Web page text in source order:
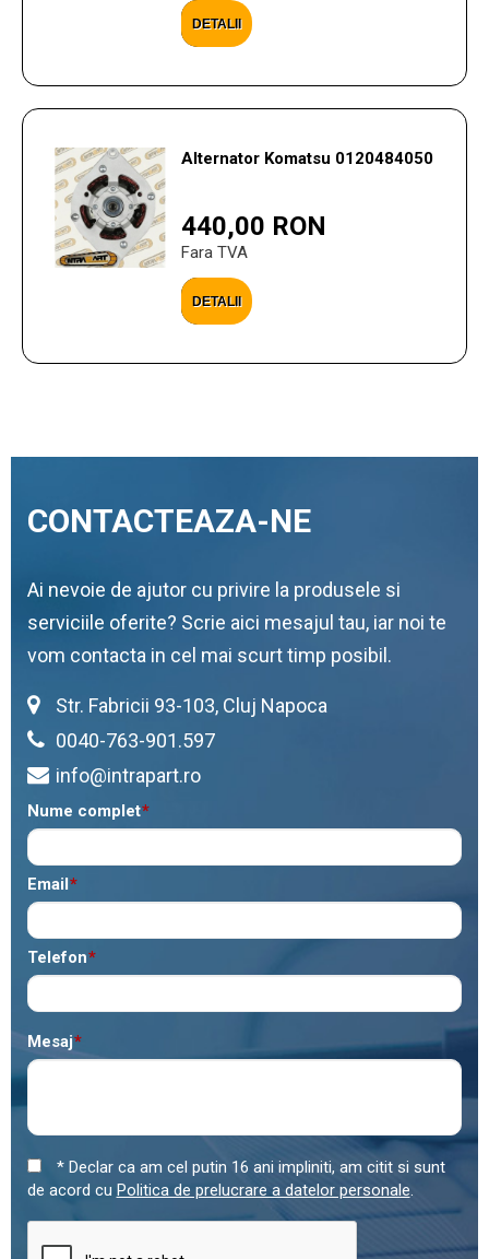
DETALII
Alternator Komatsu 0120484050
440,00 RON
Fara TVA
DETALII
CONTACTEAZA-NE
Ai nevoie de ajutor cu privire la produsele si
serviciile oferite? Scrie aici mesajul tau, iar noi te
vom contacta in cel mai scurt timp posibil.
Str. Fabricii 93-103, Cluj Napoca
0040-763-901.597
info@intrapart.ro
*
Nume complet
*
Email
*
Telefon
*
Mesaj
* Declar ca am cel putin 16 ani impliniti, am citit si sunt
de acord cu Politica de prelucrare a datelor personale.